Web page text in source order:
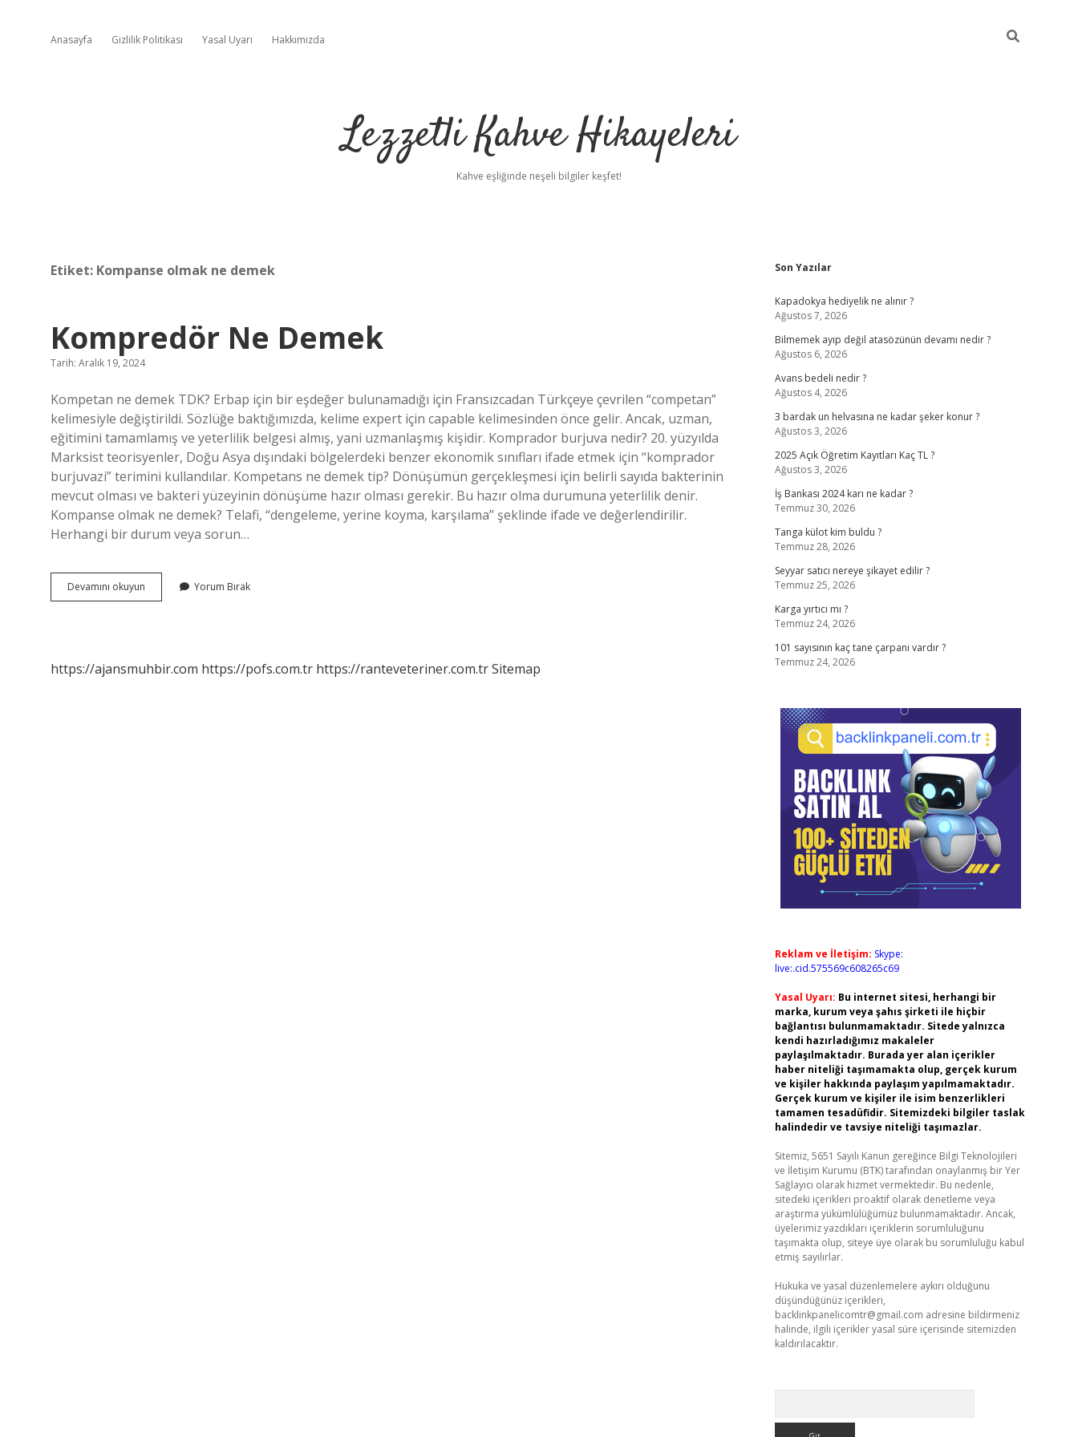
Anasayfa Gizlilik Politikası Yasal Uyarı Hakkımızda
Lezzetli Kahve Hikayeleri
Kahve eşliğinde neşeli bilgiler keşfet!
Etiket: Kompanse olmak ne demek
Kompredör Ne Demek
Tarih: Aralık 19, 2024
Kompetan ne demek TDK? Erbap için bir eşdeğer bulunamadığı için Fransızcadan Türkçeye çevrilen “competan”
kelimesiyle değiştirildi. Sözlüğe baktığımızda, kelime expert için capable kelimesinden önce gelir. Ancak, uzman,
eğitimini tamamlamış ve yeterlilik belgesi almış, yani uzmanlaşmış kişidir. Komprador burjuva nedir? 20. yüzyılda
Marksist teorisyenler, Doğu Asya dışındaki bölgelerdeki benzer ekonomik sınıfları ifade etmek için “komprador
burjuvazi” terimini kullandılar. Kompetans ne demek tip? Dönüşümün gerçekleşmesi için belirli sayıda bakterinin
mevcut olması ve bakteri yüzeyinin dönüşüme hazır olması gerekir. Bu hazır olma durumuna yeterlilik denir.
Kompanse olmak ne demek? Telafi, “dengeleme, yerine koyma, karşılama” şeklinde ifade ve değerlendirilir.
Herhangi bir durum veya sorun…
Devamını okuyun Kompredör
Ne
Yorum Bırak
https://ajansmuhbir.com https://pofs.com.tr https://ranteveteriner.com.trSitemap
Sidebar
Son Yazılar
Kapadokya hediyelik ne alınır ?
Ağustos 7, 2026
Bilmemek ayıp değil atasözünün devamı nedir ?
Ağustos 6, 2026
Avans bedeli nedir ?
Ağustos 4, 2026
3 bardak un helvasına ne kadar şeker konur ?
Ağustos 3, 2026
2025 Açık Öğretim Kayıtları Kaç TL ?
Ağustos 3, 2026
İş Bankası 2024 karı ne kadar ?
Temmuz 30, 2026
Tanga külot kim buldu ?
Temmuz 28, 2026
Seyyar satıcı nereye şikayet edilir ?
Temmuz 25, 2026
Karga yırtıcı mı ?
Temmuz 24, 2026
101 sayısının kaç tane çarpanı vardır ?
Temmuz 24, 2026
Reklam ve İletişim: Skype:
live:.cid.575569c608265c69
Yasal Uyarı: Bu internet sitesi, herhangi bir
marka, kurum veya şahıs şirketi ile hiçbir
bağlantısı bulunmamaktadır. Sitede yalnızca
kendi hazırladığımız makaleler
paylaşılmaktadır. Burada yer alan içerikler
haber niteliği taşımamakta olup, gerçek kurum
ve kişiler hakkında paylaşım yapılmamaktadır.
Gerçek kurum ve kişiler ile isim benzerlikleri
tamamen tesadüfidir. Sitemizdeki bilgiler taslak
halindedir ve tavsiye niteliği taşımazlar.
Sitemiz, 5651 Sayılı Kanun gereğince Bilgi Teknolojileri
ve İletişim Kurumu (BTK) tarafından onaylanmış bir Yer
Sağlayıcı olarak hizmet vermektedir. Bu nedenle,
sitedeki içerikleri proaktif olarak denetleme veya
araştırma yükümlülüğümüz bulunmamaktadır. Ancak,
üyelerimiz yazdıkları içeriklerin sorumluluğunu
taşımakta olup, siteye üye olarak bu sorumluluğu kabul
etmiş sayılırlar.
Hukuka ve yasal düzenlemelere aykırı olduğunu
düşündüğünüz içerikleri,
backlinkpanelicomtr@gmail.com adresine bildirmeniz
halinde, ilgili içerikler yasal süre içerisinde sitemizden
kaldırılacaktır.